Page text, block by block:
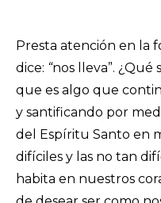
Presta atención en la
dice: “nos lleva”. ¿Qué
que es algo que
y santificando por
del Espíritu Santo en
difíciles y las no tan
habita en nuestros